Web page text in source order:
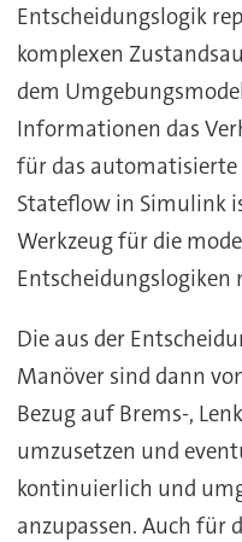
Entscheidungslogik
komplexen
dem
Informationen das
für das
Stateflow in Simulink
Werkzeug für die
Die aus der
Manöver sind dann
Bezug auf Brems-,
umzusetzen und
kontinuierlich und
anzupassen. Auch für